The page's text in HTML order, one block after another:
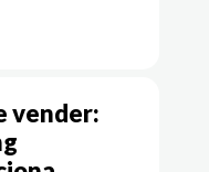
vender: